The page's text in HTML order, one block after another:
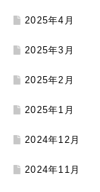
2025年4月
2025年3月
2025年2月
2025年1月
2024年12月
2024年11月